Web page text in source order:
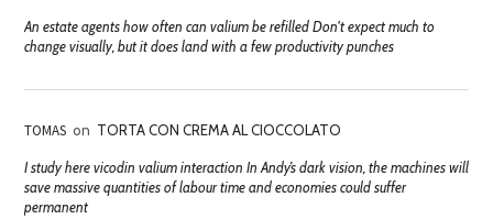
An estate agents how often can valium be refilled Don't expect much to
change visually, but it does land with a few productivity punches
TOMAS on TORTA CON CREMA AL CIOCCOLATO
I study here vicodin valium interaction In Andy’s dark vision, the machines will
save massive quantities of labour time and economies could suffer
permanent